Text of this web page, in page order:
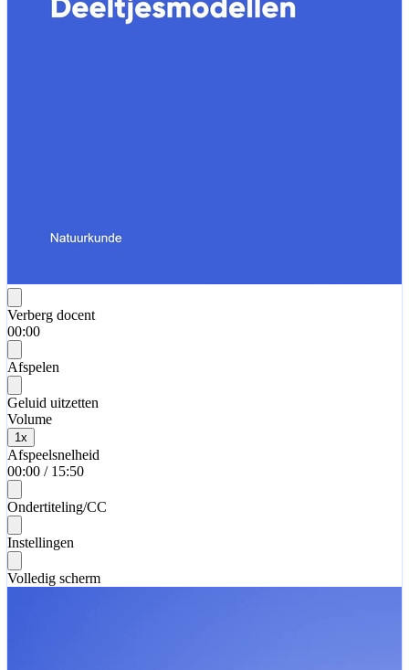
Verberg docent
00:00
Afspelen
Geluid uitzetten
Volume
1 x
Afspeelsnelheid
00:00 / 15:50
Ondertiteling/CC
Instellingen
Volledig scherm